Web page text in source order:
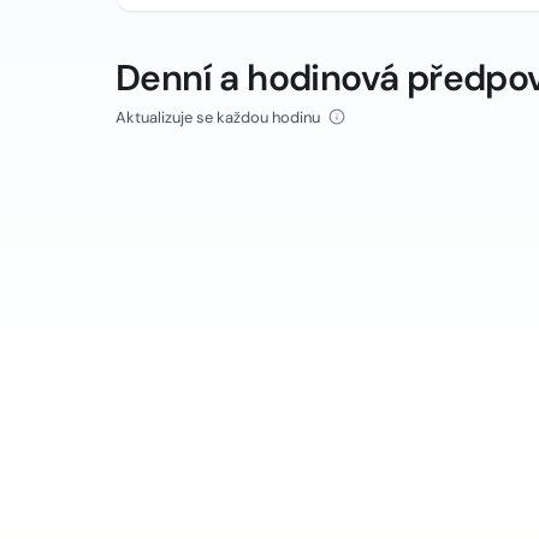
Denní a hodinová
Aktualizuje se každou hodinu